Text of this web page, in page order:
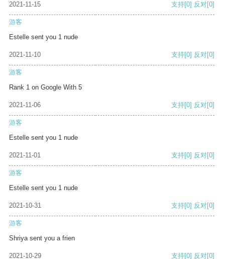
2021-11-15 支持[0] 反对[0]
游客
Estelle sent you 1 nude
2021-11-10 支持[0] 反对[0]
游客
Rank 1 on Google With 5
2021-11-06 支持[0] 反对[0]
游客
Estelle sent you 1 nude
2021-11-01 支持[0] 反对[0]
游客
Estelle sent you 1 nude
2021-10-31 支持[0] 反对[0]
游客
Shriya sent you a frien
2021-10-29 支持[0] 反对[0]